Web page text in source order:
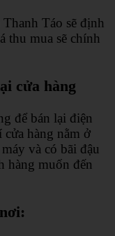
Táo sẽ định
thu mua sẽ chính
cửa hàng
để bán lại điện
hàng nằm ở
và có bãi đậu
hàng muốn đến